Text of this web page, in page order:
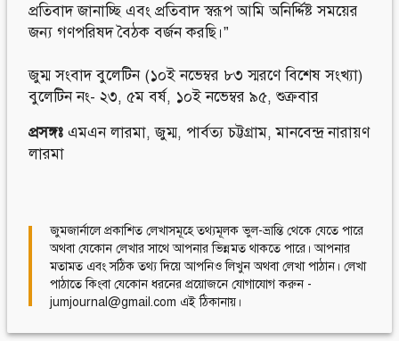
প্রতিবাদ জানাচ্ছি এবং প্রতিবাদ স্বরূপ আমি অনির্দ্দিষ্ট সময়ের
জন্য গণপরিষদ বৈঠক বর্জন করছি।”
জুম্ম সংবাদ বুলেটিন (১০ই নভেম্বর ৮৩ স্মরণে বিশেষ সংখ্যা)
বুলেটিন নং- ২৩, ৫ম বর্ষ, ১০ই নভেম্বর ৯৫, শুক্রবার
প্রসঙ্গঃ এমএন লারমা,জুম্ম, পার্বত্য চট্টগ্রাম,মানবেন্দ্র নারায়ণ
লারমা
জুমজার্নালে প্রকাশিত লেখাসমূহে তথ্যমূলক ভুল-ভ্রান্তি থেকে যেতে পারে
অথবা যেকোন লেখার সাথে আপনার ভিন্নমত থাকতে পারে। আপনার
মতামত এবং সঠিক তথ্য দিয়ে আপনিও লিখুন অথবা লেখা পাঠান। লেখা
পাঠাতে কিংবা যেকোন ধরনের প্রয়োজনে যোগাযোগ করুন -
jumjournal@gmail.com এই ঠিকানায়।